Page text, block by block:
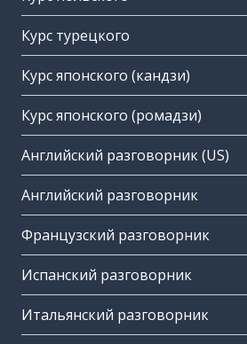
Курс турецкого
Курс японского (кандзи)
Курс японского (ромадзи)
Английский разговорник (US)
Английский разговорник
Французский разговорник
Испанский разговорник
Итальянский разговорник